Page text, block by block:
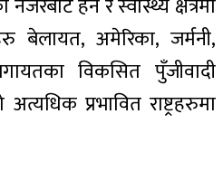
बेलायत, अमेरिका, जर्मनी,
विकसित पुँजीवादी
प्रभावित राष्ट्रहरुमा